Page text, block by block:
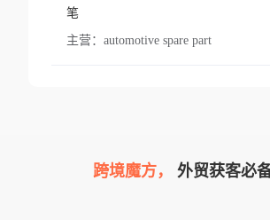
笔
主营： automotive spare part
跨境魔方， 外贸获客必